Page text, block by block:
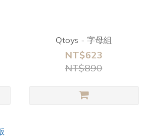
Qtoys - 字母組
NT$623
NT$890